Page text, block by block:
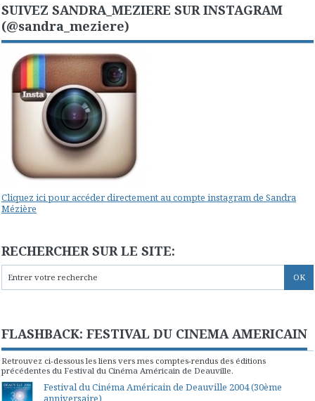
SUIVEZ SANDRA_MEZIERE SUR INSTAGRAM
(@sandra_meziere)
Cliquez ici pour accéder directement au compte instagram de Sandra
Mézière
RECHERCHER SUR LE SITE:
FLASHBACK: FESTIVAL DU CINEMA AMERICAIN
Retrouvez ci-dessous les liens vers mes comptes-rendus des éditions
précédentes du Festival du Cinéma Américain de Deauville.
Festival du Cinéma Américain de Deauville 2004 (30ème
anniversaire)